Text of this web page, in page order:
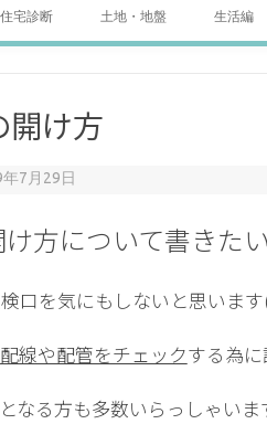
宅診断 土地・地盤 生活編
開け方
7月29日
方について書きたい
口を気にもしないと思いま
配線や配管をチェックする為に
なる方も多数いらっしゃいま